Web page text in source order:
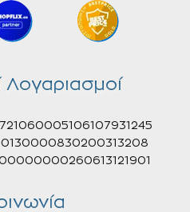
Λογαριασμοί